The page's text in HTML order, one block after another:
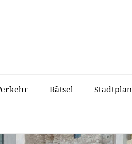
Rätsel Stadtplan